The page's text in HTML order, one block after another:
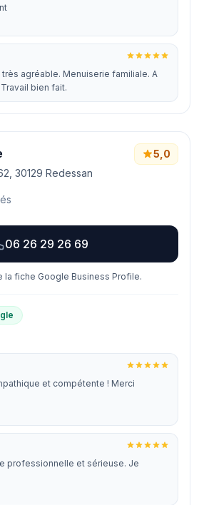
agréable. Menuiserie familiale. A
bien fait.
30129 Redessan
5,0
06 26 29 26 69
la fiche Google Business Profile.
et compétente ! Merci
professionnelle et sérieuse. Je